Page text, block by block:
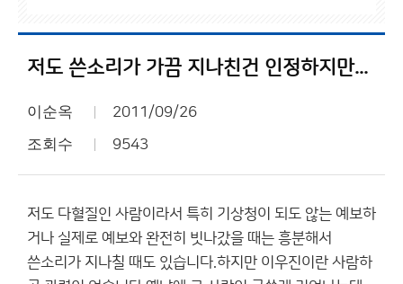
저도 쓴소리가 가끔 지나친건 인정하지만...
이순옥 2011/09/26
조회수 9543
저도 다혈질인 사람이라서 특히 기상청이 되도 않는 예보하
거나 실제로 예보와 완전히 빗나갔을 때는 흥분해서
쓴소리가 지나칠 때도 있습니다.하지만 이우진이란 사람하